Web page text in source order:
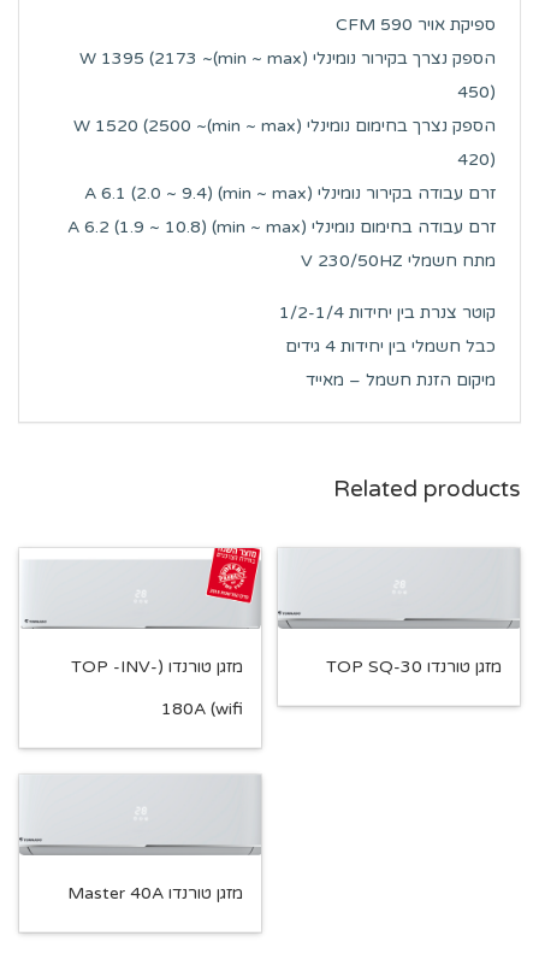
ספיקת אויר CFM 590
הספק נצרך בקירור נומינלי (min ~ max)W 1395 (2173 ~
450)
הספק נצרך בחימום נומינלי (min ~ max)W 1520 (2500 ~
420)
זרם עבודה בקירור נומינלי (min ~ max) A 6.1 (2.0 ~ 9.4)
זרם עבודה בחימום נומינלי (min ~ max) A 6.2 (1.9 ~ 10.8)
מתח חשמלי V 230/50HZ
קוטר צנרת בין יחידות 1/2-1/4
כבל חשמלי בין יחידות 4 גידים
מיקום הזנת חשמל – מאייד
Related products
מזגן טורנדו (TOP -INV-
180A (wifi
מזגן טורנדו TOP SQ-30
מזגן טורנדו Master 40A